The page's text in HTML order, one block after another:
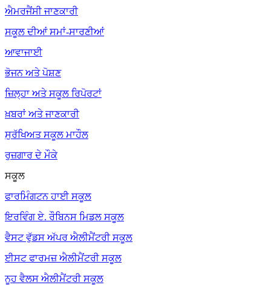
ਐਮਰਜੈਂਸੀ ਜਾਣਕਾਰੀ
ਸਕੂਲ ਦੀਆਂ ਸਮਾਂ-ਸਾਰਣੀਆਂ
ਆਵਾਜਾਈ
ਭੋਜਨ ਅਤੇ ਪੋਸ਼ਣ
ਜ਼ਿਲ੍ਹਾ ਅਤੇ ਸਕੂਲ ਰਿਪੋਰਟਾਂ
ਖ਼ਬਰਾਂ ਅਤੇ ਜਾਣਕਾਰੀ
ਸੁਰੱਖਿਅਤ ਸਕੂਲ ਮਾਹੌਲ
ਰੁਜ਼ਗਾਰ ਦੇ ਮੌਕੇ
ਸਕੂਲ
ਫਾਰਮਿੰਗਟਨ ਹਾਈ ਸਕੂਲ
ਇਰਵਿੰਗ ਏ. ਰੌਬਿਨਸ ਮਿਡਲ ਸਕੂਲ
ਵੈਸਟ ਵੁੱਡਸ ਅੱਪਰ ਐਲੀਮੈਂਟਰੀ ਸਕੂਲ
ਈਸਟ ਫਾਰਮਜ਼ ਐਲੀਮੈਂਟਰੀ ਸਕੂਲ
ਨੂਹ ਵੈਲਸ ਐਲੀਮੈਂਟਰੀ ਸਕੂਲ